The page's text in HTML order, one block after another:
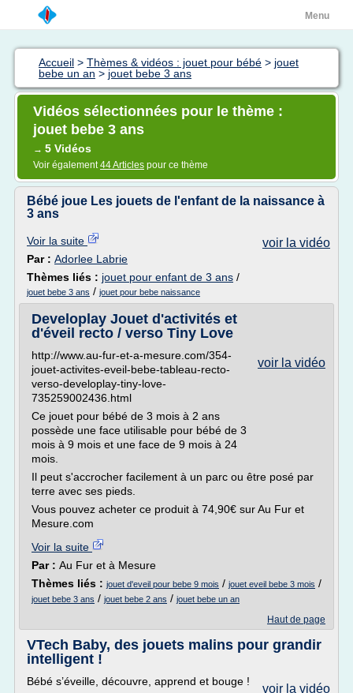
Menu
Accueil > Thèmes & vidéos : jouet pour bébé > jouet
bebe un an > jouet bebe 3 ans
Vidéos sélectionnées pour le thème :
jouet bebe 3 ans
→ 5 Vidéos
Voir également44 Articles pour ce thème
Bébé joue Les jouets de l'enfant de la naissance à
3 ans
voir la vidéo
Voir la suite
Par : Adorlee Labrie
Thèmes liés : jouet pour enfant de 3 ans /
jouet bebe 3 ans / jouet pour bebe naissance
Developlay Jouet d'activités et
d'éveil recto / verso Tiny Love
voir la vidéo
http://www.au-fur-et-a-mesure.com/354-
jouet-activites-eveil-bebe-tableau-recto-
verso-developlay-tiny-love-
735259002436.html
Ce jouet pour bébé de 3 mois à 2 ans
possède une face utilisable pour bébé de 3
mois à 9 mois et une face de 9 mois à 24
mois.
Il peut s'accrocher facilement à un parc ou être posé par
terre avec ses pieds.
Vous pouvez acheter ce produit à 74,90€ sur Au Fur et
Mesure.com
Voir la suite
Par : Au Fur et à Mesure
Thèmes liés : jouet d'eveil pour bebe 9 mois / jouet eveil bebe 3 mois /
jouet bebe 3 ans / jouet bebe 2 ans / jouet bebe un an
Haut de page
VTech Baby, des jouets malins pour grandir
intelligent !
voir la vidéo
Bébé s’éveille, découvre, apprend et bouge !